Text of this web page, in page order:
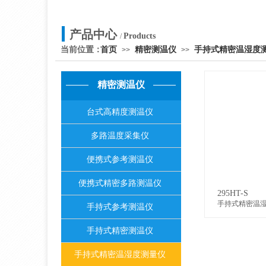
产品中心 /Products
当前位置：首页 >> 精密测温仪 >> 手持式精密温湿度
295HT-S
手持式精密温
精密测温仪
台式高精度测温仪
多路温度采集仪
便携式参考测温仪
便携式精密多路测温仪
手持式参考测温仪
手持式精密测温仪
手持式精密温湿度测量仪